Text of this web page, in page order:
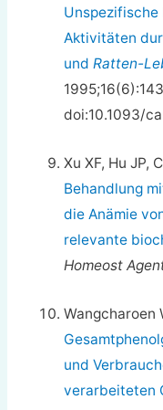
Unspezifische
Aktivitäten
und Ratten-
doi:10.1093/
Xu XF, Hu JP,
Behandlung
die Anämie
relevante
Homeost
Wangcharoen
und
verarbeiteten